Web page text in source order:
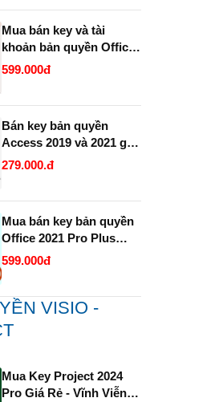
Mua bán key và tài
khoản bản quyền Office
2024 Pro Plus (365
599.000đ
Bán key bản quyền
Access 2019 và 2021 giá
rẻ.
279.000.đ
Mua bán key bản quyền
Office 2021 Pro Plus
1PC trọn đời Full 32 Bit
và 64 Bit .
599.000đ
VISIO -
Mua Key Project 2024
Pro Giá Rẻ - Vĩnh Viễn